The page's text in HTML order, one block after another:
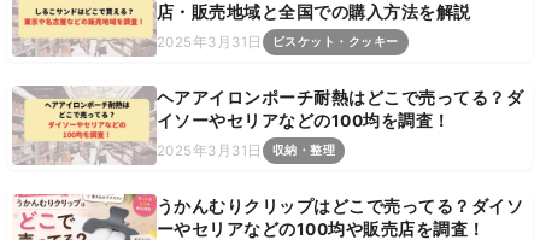
店・販売地域と全国での購入方法を解説
2025年3月31日 ビスケット・クッキー
ヘアアイロンポーチ耐熱はどこで売ってる？ダ
イソーやセリアなどの100均を調査！
2025年3月31日 収納・整理
うかんむりクリップはどこで売ってる？ダイソ
ーやセリアなどの100均や販売店を調査！